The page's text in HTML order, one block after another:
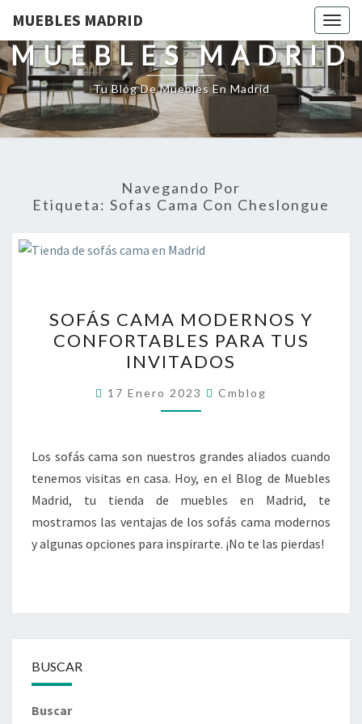
MUEBLES MADRID
MUEBLES MADRID
Tu Blog De Muebles En Madrid
Navegando Por
Etiqueta: Sofas Cama Con Cheslongue
CAMA
MODERNOS
Y
CONFORTABLES
PARA
INVITADOS
SOFÁS CAMA MODERNOS Y
CONFORTABLES PARA TUS
INVITADOS
17 Enero 2023 Cmblog
Los sofás cama son nuestros grandes aliados cuando
tenemos visitas en casa. Hoy, en el Blog de Muebles
Madrid, tu tienda de muebles en Madrid, te
mostramos las ventajas de los sofás cama modernos
y algunas opciones para inspirarte. ¡No te las pierdas!
BUSCAR
Buscar